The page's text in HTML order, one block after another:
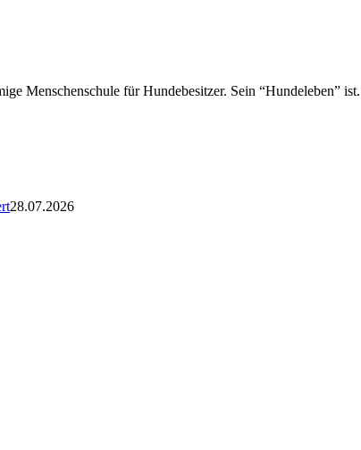
Menschenschule für Hundebesitzer. Sein “Hundeleben”
28.07.2026